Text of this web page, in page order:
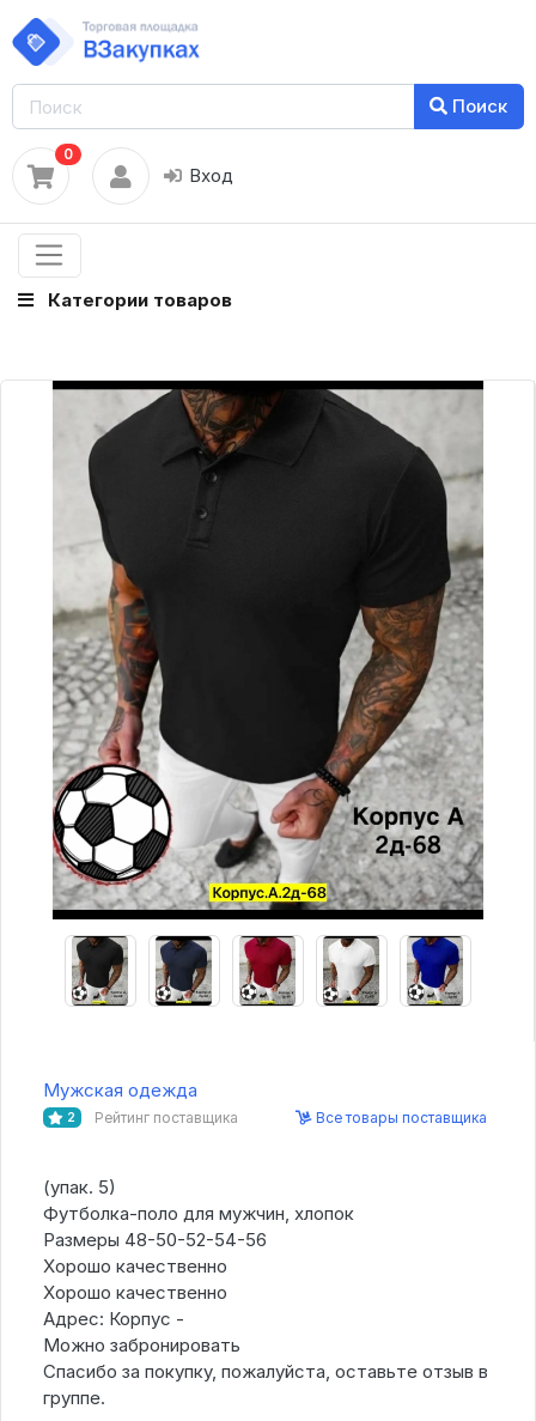
Поиск
0
Вход
Категории товаров
Мужская одежда
2 Рейтинг поставщика Все товары поставщика
(упак. 5)
Футболка-поло для мужчин, хлопок
Размеры 48-50-52-54-56
Хорошо качественно
Хорошо качественно
Адрес: Корпус -
Можно забронировать
Спасибо за покупку, пожалуйста, оставьте отзыв в
группе.